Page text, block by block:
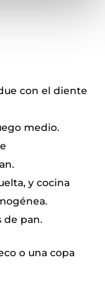
con el diente
medio.
y cocina
de pan.
o una copa